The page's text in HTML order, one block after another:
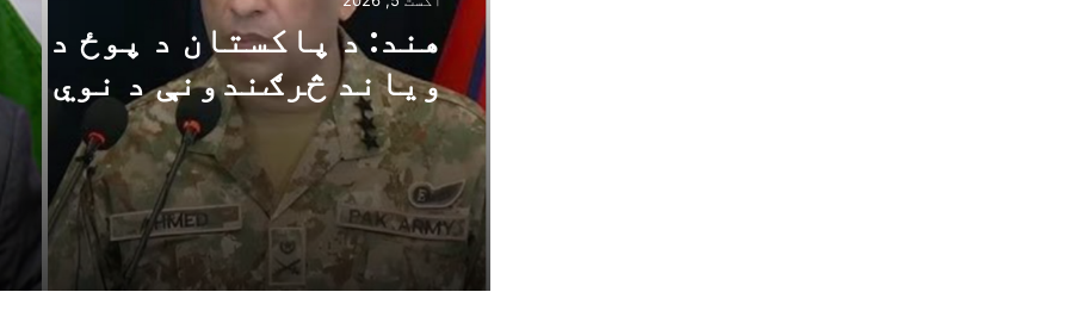
هند: د پاکستان د پوځ د
ویاند څرګندونې د نوي
ډیلي او کابل اړیکو په
د اسلام آباد اندیښنې
منعکسوي